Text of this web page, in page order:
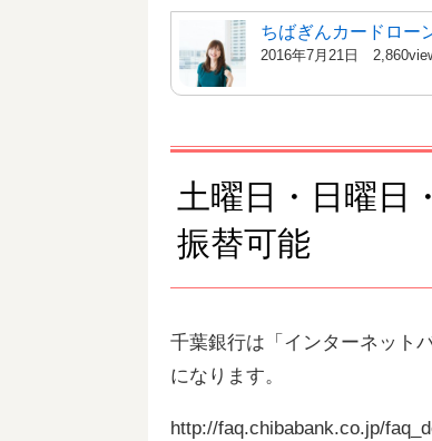
ちばぎんカードロー
2016年7月21日
土曜日・日曜日
振替可能
千葉銀行は「インターネット
になります。
http://faq.chibabank.co.jp/